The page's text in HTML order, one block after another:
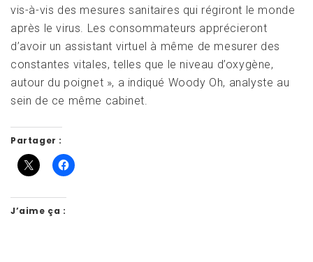
vis-à-vis des mesures sanitaires qui régiront le monde
après le virus. Les consommateurs apprécieront
d’avoir un assistant virtuel à même de mesurer des
constantes vitales, telles que le niveau d’oxygène,
autour du poignet », a indiqué Woody Oh, analyste au
sein de ce même cabinet.
Partager :
J’aime ça :